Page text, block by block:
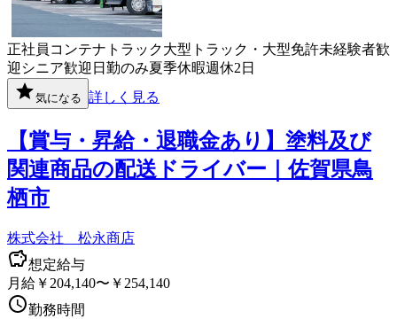
正社員 コンテナ トラック大型トラック・大型免許未経験者歓
迎 シニア歓迎 日勤のみ夏季休暇週休2日
気になる 詳しく見る
【賞与・昇給・退職金あり】塗料及び
関連商品の配送ドライバー｜佐賀県鳥
栖市
株式会社 松永商店
想定給与
月給￥204,140〜￥254,140
勤務時間